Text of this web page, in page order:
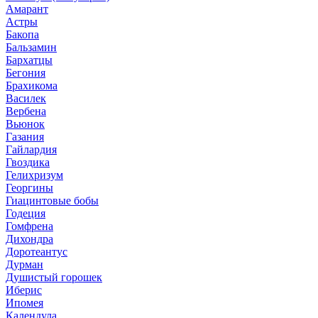
Амарант
Астры
Бакопа
Бальзамин
Бархатцы
Бегония
Брахикома
Василек
Вербена
Вьюнок
Газания
Гайлардия
Гвоздика
Гелихризум
Георгины
Гиацинтовые бобы
Годеция
Гомфрена
Дихондра
Доротеантус
Дурман
Душистый горошек
Иберис
Ипомея
Календула